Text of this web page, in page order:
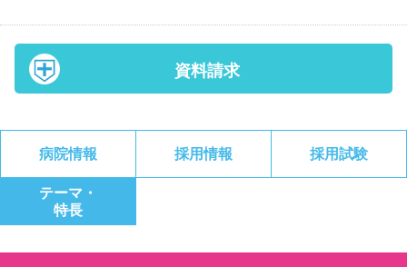
資料請求
病院情報 採用情報 採用試験
テーマ・
特長